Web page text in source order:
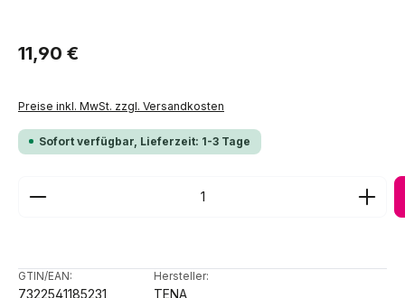
Regulärer Preis:
11,90 €
Preise inkl. MwSt. zzgl. Versandkosten
Sofort verfügbar, Lieferzeit: 1-3 Tage
Produkt Anzahl: Gib den gewünschten Wert ein
GTIN/EAN:
7322541185231
Hersteller:
TENA